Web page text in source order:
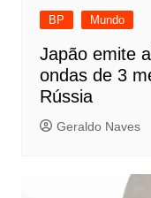
BP Mundo
Japão emite
ondas de 3
Rússia
Geraldo Naves